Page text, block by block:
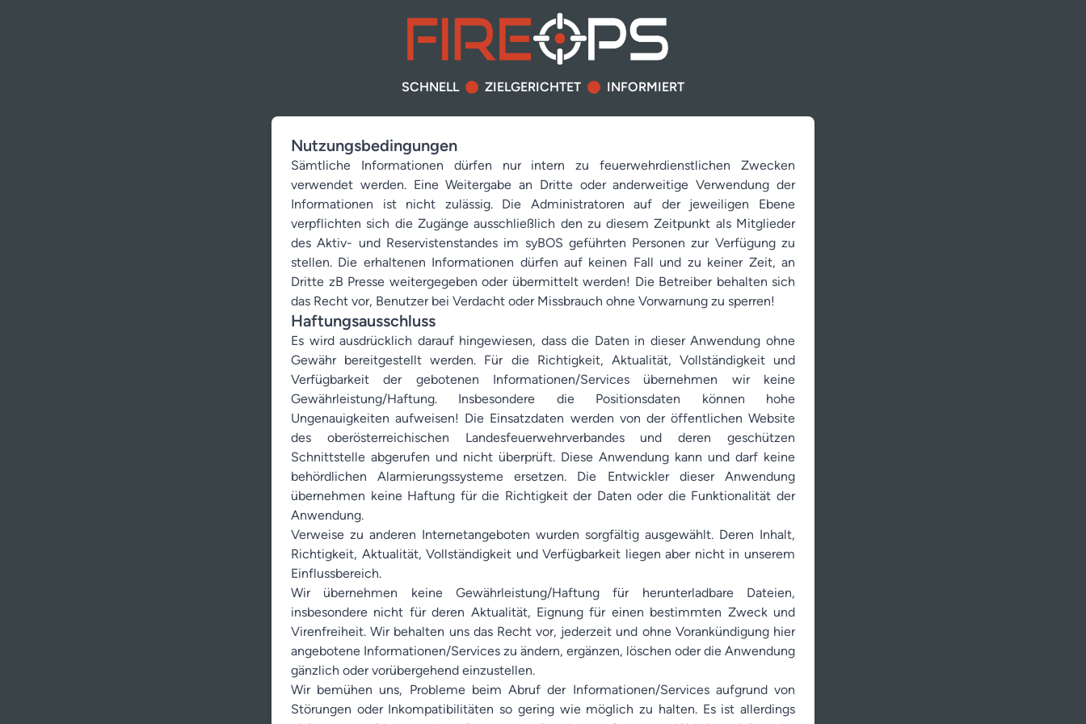
SCHNELL ZIELGERICHTET INFORMIERT
Nutzungsbedingungen
Sämtliche Informationen dürfen nur intern zu feuerwehrdienstlichen Zwecken
verwendet werden. Eine Weitergabe an Dritte oder anderweitige Verwendung der
Informationen ist nicht zulässig. Die Administratoren auf der jeweiligen Ebene
verpflichten sich die Zugänge ausschließlich den zu diesem Zeitpunkt als Mitglieder
des Aktiv- und Reservistenstandes im syBOS geführten Personen zur Verfügung zu
stellen. Die erhaltenen Informationen dürfen auf keinen Fall und zu keiner Zeit, an
Dritte zB Presse weitergegeben oder übermittelt werden! Die Betreiber behalten sich
das Recht vor, Benutzer bei Verdacht oder Missbrauch ohne Vorwarnung zu sperren!
Haftungsausschluss
Es wird ausdrücklich darauf hingewiesen, dass die Daten in dieser Anwendung ohne
Gewähr bereitgestellt werden. Für die Richtigkeit, Aktualität, Vollständigkeit und
Verfügbarkeit der gebotenen Informationen/Services übernehmen wir keine
Gewährleistung/Haftung. Insbesondere die Positionsdaten können hohe
Ungenauigkeiten aufweisen! Die Einsatzdaten werden von der öffentlichen Website
des oberösterreichischen Landesfeuerwehrverbandes und deren geschützen
Schnittstelle abgerufen und nicht überprüft. Diese Anwendung kann und darf keine
behördlichen Alarmierungssysteme ersetzen. Die Entwickler dieser Anwendung
übernehmen keine Haftung für die Richtigkeit der Daten oder die Funktionalität der
Anwendung.
Verweise zu anderen Internetangeboten wurden sorgfältig ausgewählt. Deren Inhalt,
Richtigkeit, Aktualität, Vollständigkeit und Verfügbarkeit liegen aber nicht in unserem
Einflussbereich.
Wir übernehmen keine Gewährleistung/Haftung für herunterladbare Dateien,
insbesondere nicht für deren Aktualität, Eignung für einen bestimmten Zweck und
Virenfreiheit. Wir behalten uns das Recht vor, jederzeit und ohne Vorankündigung hier
angebotene Informationen/Services zu ändern, ergänzen, löschen oder die Anwendung
gänzlich oder vorübergehend einzustellen.
Wir bemühen uns, Probleme beim Abruf der Informationen/Services aufgrund von
Störungen oder Inkompatibilitäten so gering wie möglich zu halten. Es ist allerdings